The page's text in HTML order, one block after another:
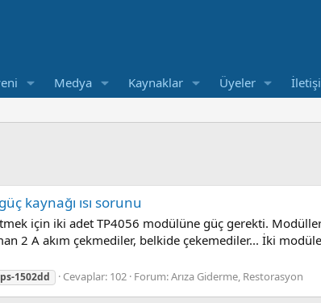
Medya Kaynaklar Üyeler
kaynağı ısı sorunu
için iki adet TP4056 modülüne güç gerekti.
2 A akım çekmediler, belkide çekemediler... İki
ps-1502dd Cevaplar: 102 Forum:Arıza Giderme, Restorasyon